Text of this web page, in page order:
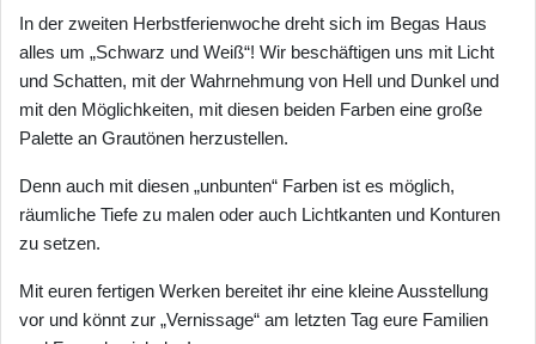
In der zweiten Herbstferienwoche dreht sich im Begas Haus
alles um „Schwarz und Weiß“! Wir beschäftigen uns mit Licht
und Schatten, mit der Wahrnehmung von Hell und Dunkel und
mit den Möglichkeiten, mit diesen beiden Farben eine große
Palette an Grautönen herzustellen.
Denn auch mit diesen „unbunten“ Farben ist es möglich,
räumliche Tiefe zu malen oder auch Lichtkanten und Konturen
zu setzen.
Mit euren fertigen Werken bereitet ihr eine kleine Ausstellung
vor und könnt zur „Vernissage“ am letzten Tag eure Familien